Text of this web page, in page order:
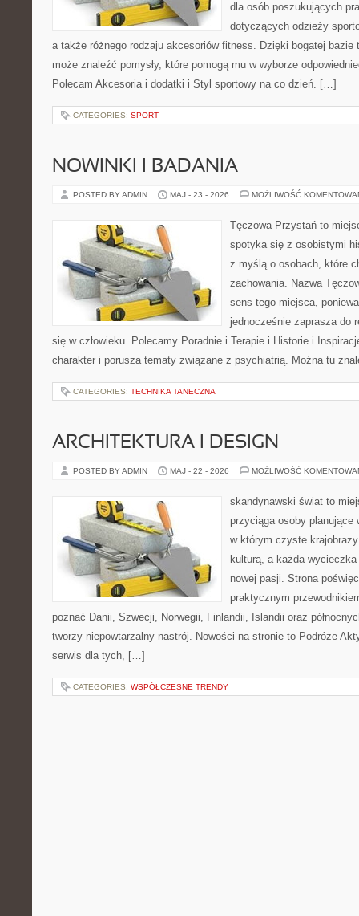
dla osób poszukujących
dotyczących odzieży
a także różnego rodzaju akcesoriów fitness. Dzięki bogatej
może znaleźć pomysły, które pomogą mu w wyborze
Polecam Akcesoria i dodatki i Styl sportowy na co dzień. […]
CATEGORIES: SPORT
NOWINKI I BADANIA
POSTED BY ADMIN MAJ - 23 - 2026 MOŻLIWOŚĆ
Tęczowa Przystań to
spotyka się z osobistymi
z myślą o osobach, które
zachowania. Nazwa
sens tego miejsca,
jednocześnie zaprasza do
się w człowieku. Polecamy Poradnie i Terapie i Historie i
charakter i porusza tematy związane z psychiatrią. Można tu
CATEGORIES: TECHNIKA TANECZNA
ARCHITEKTURA I DESIGN
POSTED BY ADMIN MAJ - 22 - 2026 MOŻLIWOŚĆ
skandynawski świat to
przyciąga osoby planujące
w którym czyste
kulturą, a każda
nowej pasji. Strona
praktycznym
poznać Danii, Szwecji, Norwegii, Finlandii, Islandii oraz
tworzy niepowtarzalny nastrój. Nowości na stronie to Podróże
serwis dla tych, […]
CATEGORIES: WSPÓŁCZESNE TRENDY